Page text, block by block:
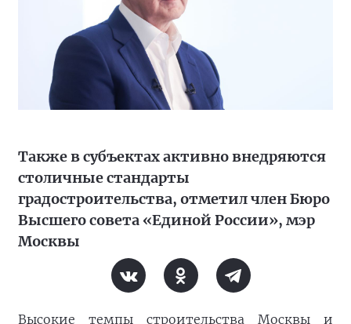
Также в субъектах активно внедряются
столичные стандарты
градостроительства, отметил член Бюро
Высшего совета «Единой России», мэр
Москвы
Высокие темпы строительства Москвы и